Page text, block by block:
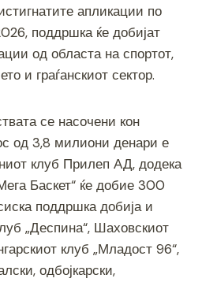
m p
p
n
k
апликации по
поддршка ќе добијат
од областа на спортот,
и граѓанскиот сектор.
се насочени кон
од 3,8 милиони денари е
клуб Прилеп АД, додека
Баскет“ ќе добие 300
поддршка добија и
„Деспина“, Шаховскиот
клуб „Младост 96“,
одбојкарски,